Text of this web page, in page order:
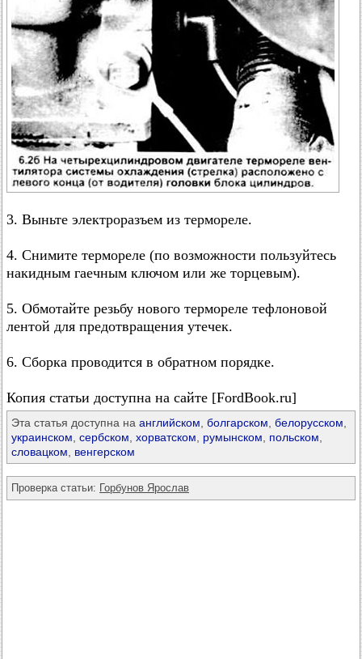
3. Выньте электроразъем из термореле.
4. Снимите термореле (по возможности пользуйтесь
накидным гаечным ключом или же торцевым).
5. Обмотайте резьбу нового термореле тефлоновой
лентой для предотвращения утечек.
6. Сборка проводится в обратном порядке.
Копия статьи доступна на сайте [FordBook.ru]
Эта статья доступна на английском болгарском белорусском
украинском сербском хорватском румынском польском
словацком
венгерском
Проверка статьи: Горбунов Ярослав